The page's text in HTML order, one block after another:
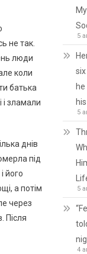
не так.
люди
коли
батька
і зламали
днів
під
його
а потім
через
Після
5
5
5
4